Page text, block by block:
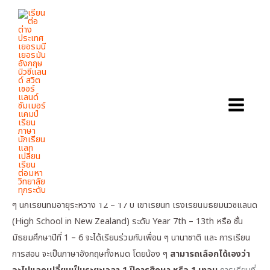
contentHIGH SCHOOL EXCHANGE PROGRAM
IN NEW ZEALAND
เปิดรับสมัคร...
High School Exchange Program
นักเรียนแลกเปลี่ยน ประเทศนิวซีแลนด์
1 ปีการศึกษา / 1 เทอม (สามารถเลือกเองได้)
สมัครตรงไม่ต้องสอบ
เปิดรับสมัครตลอดทั้งปี
นักเรียนแลกเปลี่ยนมัธยมนิวซีแลนด์ (High School Exchange
Program in New Zealand – Public High School) เปิดรับสมัครน้อง
ๆ นักเรียนที่มีอายุระหว่าง 12 – 17 ปี เข้าเรียนที่ โรงเรียนมัธยมนิวซีแลนด์
(High School in New Zealand) ระดับ Year 7th – 13th หรือ ชั้น
มัธยมศึกษาปีที่ 1 – 6 จะได้เรียนร่วมกับเพื่อน ๆ นานาชาติ และ การเรียน
การสอน จะเป็นภาษาอังกฤษทั้งหมด โดยน้อง ๆ สามารถเลือกได้เองว่า